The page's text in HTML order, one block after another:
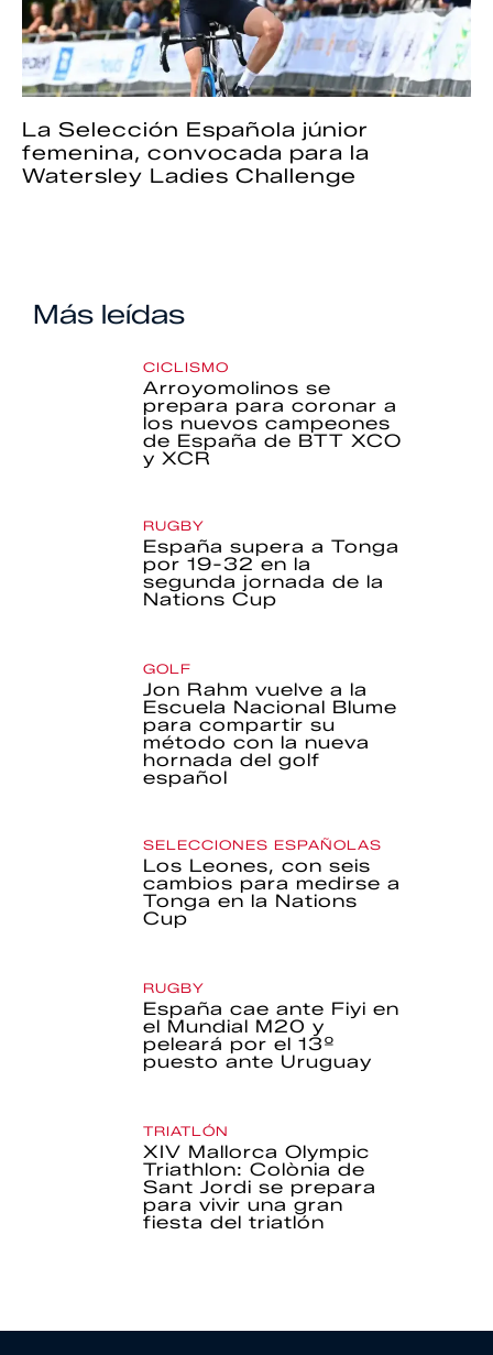
La Selección Española júnior
femenina, convocada para la
Watersley Ladies Challenge
Más leídas
CICLISMO
Arroyomolinos se
prepara para coronar a
los nuevos campeones
de España de BTT XCO
y XCR
RUGBY
España supera a Tonga
por 19-32 en la
segunda jornada de la
Nations Cup
GOLF
Jon Rahm vuelve a la
Escuela Nacional Blume
para compartir su
método con la nueva
hornada del golf
español
SELECCIONES ESPAÑOLAS
Los Leones, con seis
cambios para medirse a
Tonga en la Nations
Cup
RUGBY
España cae ante Fiyi en
el Mundial M20 y
peleará por el 13º
puesto ante Uruguay
TRIATLÓN
XIV Mallorca Olympic
Triathlon: Colònia de
Sant Jordi se prepara
para vivir una gran
fiesta del triatlón